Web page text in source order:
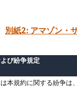
別紙2: アマゾン・
び紛争規定
本規約に関する紛争